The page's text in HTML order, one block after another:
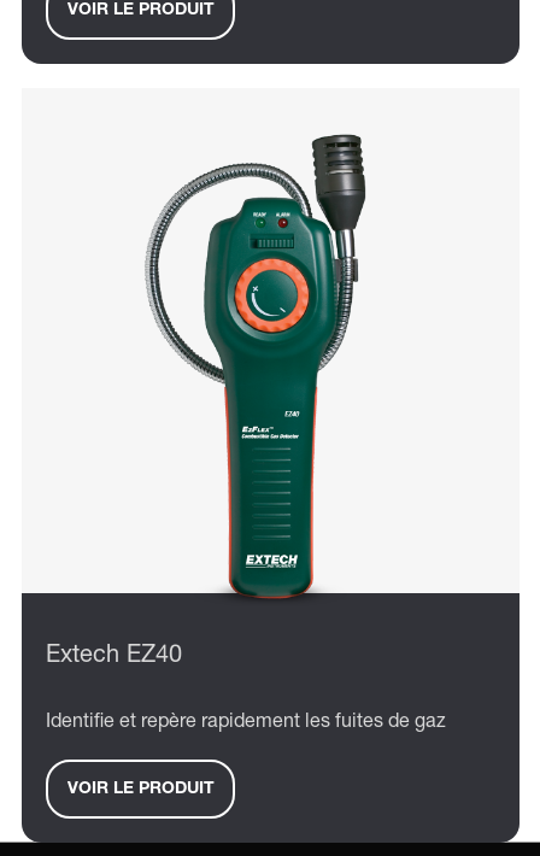
VOIR LE PRODUIT
Extech EZ40
Identifie et repère rapidement les fuites de gaz
VOIR LE PRODUIT